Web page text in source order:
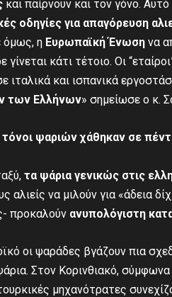
και παίρνουν και τον γόνο.
οδηγίες για απαγόρευση
όμως, η Ευρωπαϊκή Ένωση να
γίνεται κάτι τέτοιο. Οι
ιταλικά και ισπανικά
των Ελλήνων» σημείωσε ο κ.
τόνοι ψαριών χάθηκαν σε
τα ψάριαγενικώς στις
αλιείς να μιλούν για «άδεια
προκαλούν ανυπολόγιστη
οι ψαράδες βγάζουν πια
Στον Κορινθιακό, σύμφωνα
μηχανότρατες